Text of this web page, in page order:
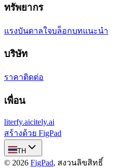
ทรัพยากร
แรงบันดาลใจบล็อกบทแนะนำ
บริษัท
ราคาติดต่อ
เพื่อน
literfy.aicitely.ai
สร้างด้วย FigPad
TH
© 2026 FigPad, สงวนลิขสิทธิ์